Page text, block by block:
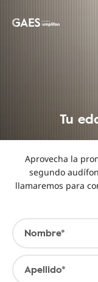
Tu
Aprovecha la
segundo
llamaremos para
Nombre*
Apellido*